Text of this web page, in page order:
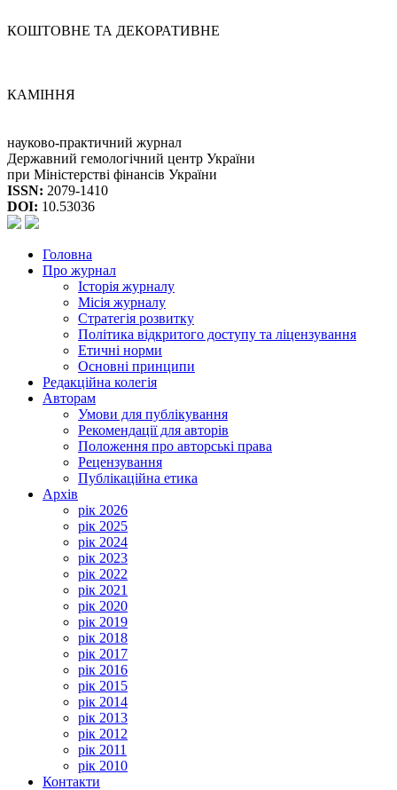
КОШТОВНЕ ТА ДЕКОРАТИВНЕ
КАМІННЯ
науково-практичний журнал
Державний гемологічний центр України
при Міністерстві фінансів України
ISSN: 2079-1410
DOI: 10.53036
Головна
Про журнал
Історія журналу
Місія журналу
Стратегія розвитку
Політика відкритого доступу та ліцензування
Етичні норми
Основні принципи
Редакційна колегія
Авторам
Умови для публікування
Рекомендації для авторів
Положення про авторські права
Рецензування
Публікаційна етика
Архів
рік 2026
рік 2025
рік 2024
рік 2023
рік 2022
рік 2021
рік 2020
рік 2019
рік 2018
рік 2017
рік 2016
рік 2015
рік 2014
рік 2013
рік 2012
рік 2011
рік 2010
Контакти